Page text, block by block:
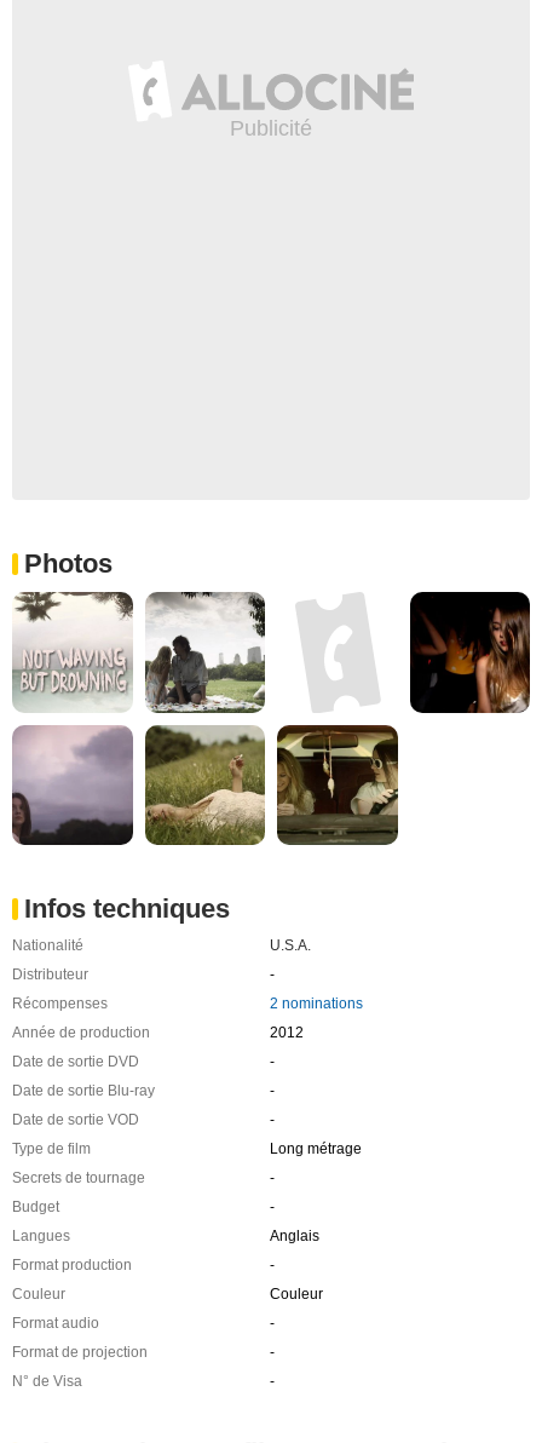
Photos
Infos techniques
Nationalité
U.S.A.
Distributeur
-
Récompenses
2 nominations
Année de production
2012
Date de sortie DVD
-
Date de sortie Blu-ray
-
Date de sortie VOD
-
Type de film
Long métrage
Secrets de tournage
-
Budget
-
Langues
Anglais
Format production
-
Couleur
Couleur
Format audio
-
Format de projection
-
N° de Visa
-